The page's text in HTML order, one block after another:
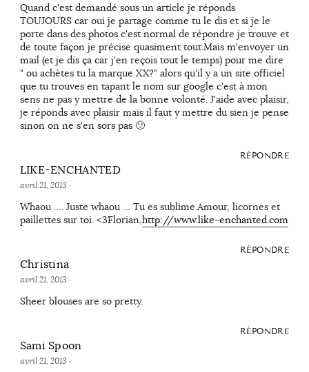
Quand c'est demandé sous un article je réponds
TOUJOURS car oui je partage comme tu le dis et si je le
porte dans des photos c'est normal de répondre je trouve et
de toute façon je précise quasiment tout.Mais m'envoyer un
mail (et je dis ça car j'en reçois tout le temps) pour me dire
" ou achètes tu la marque XX?" alors qu'il y a un site officiel
que tu trouves en tapant le nom sur google c'est à mon
sens ne pas y mettre de la bonne volonté. J'aide avec plaisir,
je réponds avec plaisir mais il faut y mettre du sien je pense
sinon on ne s'en sors pas 🙂
RÉPONDRE
LIKE-ENCHANTED
avril 21, 2013 ·
Whaou …. Juste whaou … Tu es sublime.Amour, licornes et
paillettes sur toi. <3Florian,http://www.like-enchanted.com
RÉPONDRE
Christina
avril 21, 2013 ·
Sheer blouses are so pretty.
RÉPONDRE
Sami Spoon
avril 21, 2013 ·